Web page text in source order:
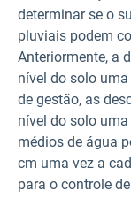
determinar se o
pluviais podem
Anteriormente, a
nível do solo
de gestão, as
nível do solo
médios de água
cm uma vez a
para o controle